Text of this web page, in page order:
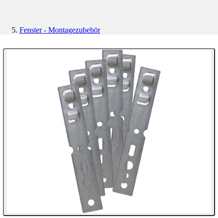
Fenster - Montagezubehör